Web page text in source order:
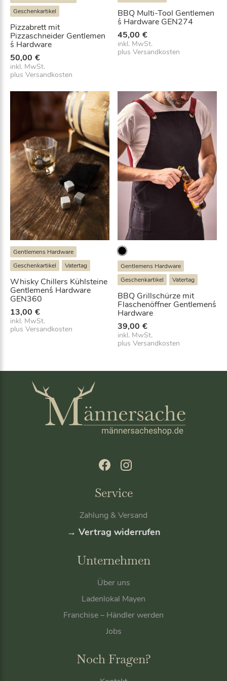
y
S
t
o
n
e
s
S
e
t
e
n
s
H
a
r
d
w
a
r
e
G
4
Geschenkartikel
Pizzabrett mit
Pizzaschneider Gentlemen
´s Hardware
50,00 €
inkl. MwSt.
plus Versandkosten
BBQ Multi-Tool Gentlemen
´s Hardware GEN274
45,00 €
inkl. MwSt.
plusVersandkosten
Gentlemens Hardware
Geschenkartikel
Vatertag
Whisky Chillers Kühlsteine
Gentlemen´s Hardware
GEN360
13,00 €
inkl. MwSt.
plus Versandkosten
Gentlemens Hardware
Geschenkartikel
Vatertag
BBQ Grillschürze mit
Flaschenöffner Gentlemen´s
Hardware
39,00 €
inkl. MwSt.
plusVersandkosten
Service
Zahlung & Versand
→ Vertrag widerrufen
Unternehmen
Über uns
Ladenlokal Mayen
Franchise – Händler werden
Jobs
Noch Fragen?